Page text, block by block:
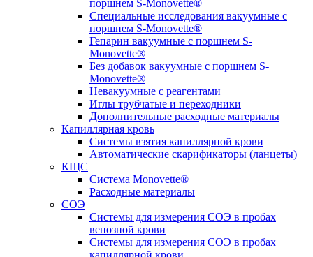
поршнем S-Monovette®
Специальные исследования вакуумные с
поршнем S-Monovette®
Гепарин вакуумные с поршнем S-
Monovette®
Без добавок вакуумные с поршнем S-
Monovette®
Невакуумные с реагентами
Иглы трубчатые и переходники
Дополнительные расходные материалы
Капиллярная кровь
Системы взятия капиллярной крови
Автоматические скарификаторы (ланцеты)
КЩС
Система Monovette®
Расходные материалы
СОЭ
Системы для измерения СОЭ в пробах
венозной крови
Системы для измерения СОЭ в пробах